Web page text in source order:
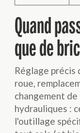
Quand
que de
Réglage précis
roue,
changement
hydrauliques :
l'outillage